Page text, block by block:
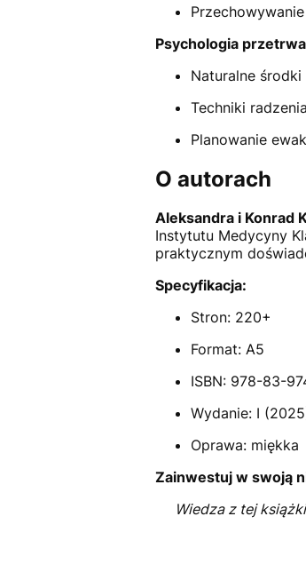
Psychologia
Naturalne
Techniki
Planowanie
O autorach
Aleksandra i Konrad
Instytutu Medycyny
praktycznym
Specyfikacja:
Stron: 220+
Format: A5
ISBN: 978-83-
Wydanie: I
Oprawa: miękka
Zainwestuj w swoją
Wiedza z tej